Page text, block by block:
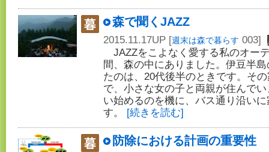
森で聞くJAZZ
2015.11.17UP [週末は森で暮らす 003]
JAZZをこよなく愛する私のオー
間、森の中にありました。伊豆半
たのは、20代後半のときです。そ
で、小さな女の子と両親が住んで
い始めるのを機に、バス通り沿い
す。 [続きを読む]
防除における計画の重要性